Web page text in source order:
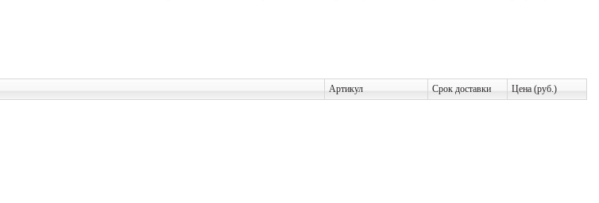
Артикул Срок доставки Цена (руб.)